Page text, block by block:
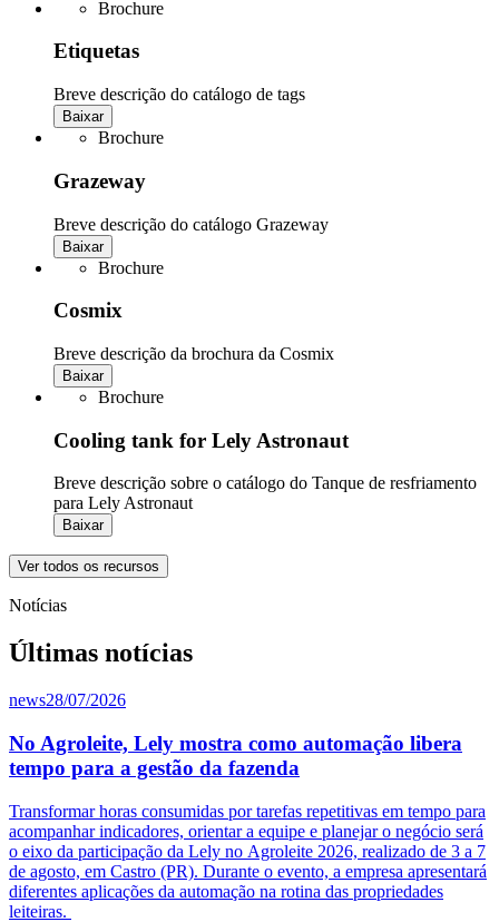
Brochure
Etiquetas
Breve descrição do catálogo de tags
Baixar
Brochure
Grazeway
Breve descrição do catálogo Grazeway
Baixar
Brochure
Cosmix
Breve descrição da brochura da Cosmix
Baixar
Brochure
Cooling tank for Lely Astronaut
Breve descrição sobre o catálogo do Tanque de resfriamento
para Lely Astronaut
Baixar
Ver todos os recursos
Notícias
Últimas notícias
news28/07/2026
No Agroleite, Lely mostra como automação libera
tempo para a gestão da fazenda
Transformar horas consumidas por tarefas repetitivas em tempo para
acompanhar indicadores, orientar a equipe e planejar o negócio será
o eixo da participação da Lely no Agroleite 2026, realizado de 3 a 7
de agosto, em Castro (PR). Durante o evento, a empresa apresentará
diferentes aplicações da automação na rotina das propriedades
leiteiras.